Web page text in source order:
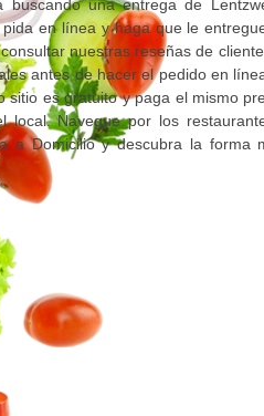
buscando una entrega de
en línea y haga que le
nuestras reseñas de
antes de hacer el pedido en
sitio es gratuito y paga el mismo
local. Navegue por los
a Domicilio y descubra la forma